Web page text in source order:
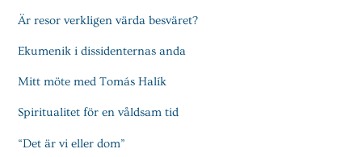
Är resor verkligen värda besväret?
Ekumenik i dissidenternas anda
Mitt möte med Tomás Halík
Spiritualitet för en våldsam tid
“Det är vi eller dom”